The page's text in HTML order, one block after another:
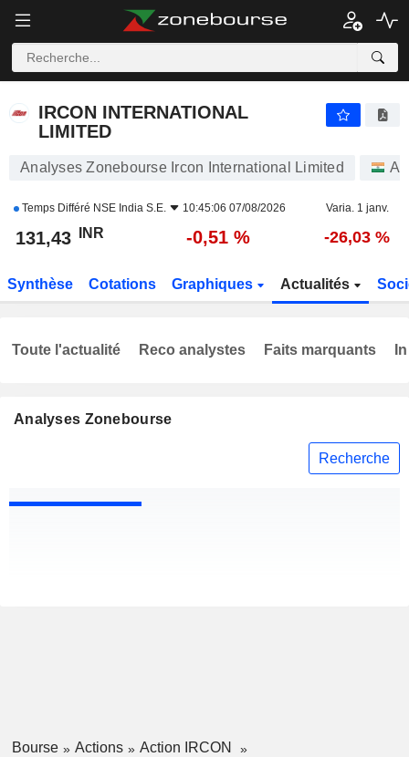
IRCON INTERNATIONAL
LIMITED
Analyses Zonebourse Ircon International Limited
Temps Différé NSE India S.E. 10:45:06 07/08/2026 Varia. 1 janv.
131,43 INR -0,51 % -26,03 %
Synthèse Cotations Graphiques Actualités
Analyses Zonebourse
Recherche
Toute l'actualité Reco analystes Faits marquants
Bourse Actions
Action IRCON